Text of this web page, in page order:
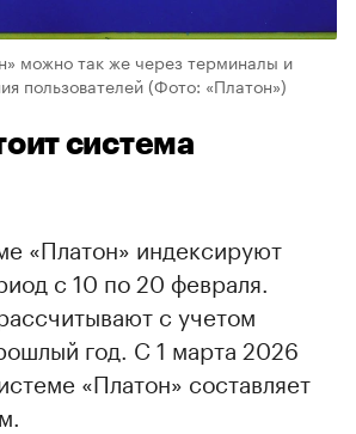
можно так же через терминалы и
пользователей(Фото: «Платон»)
система
«Платон» индексируют
с 10 по 20 февраля.
с учетом
год. С 1 марта 2026
«Платон» составляет